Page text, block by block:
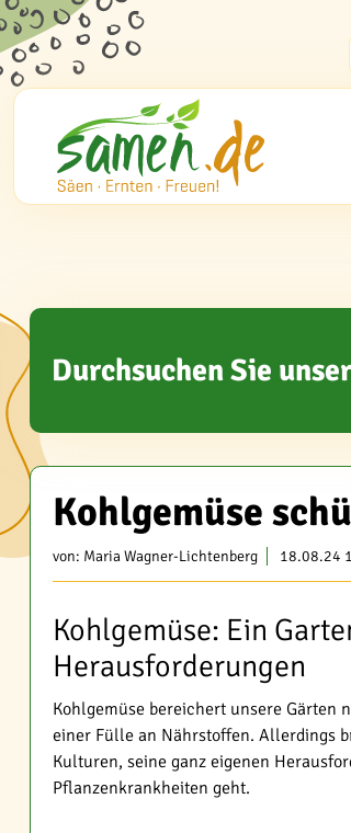
Durchsuchen Sie
Kohlgemüse
von: Maria Wagner-Lichtenberg 18.08.24
Kohlgemüse: Ein
Herausforderungen
Kohlgemüse bereichert unsere
einer Fülle an Nährstoffen. Allerdings
Kulturen, seine ganz eigenen
Pflanzenkrankheiten geht.